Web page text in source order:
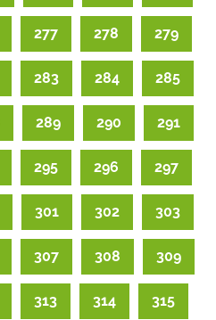
277 278 279
283 284 285
289 290 291
295 296 297
301 302 303
307 308 309
313 314 315